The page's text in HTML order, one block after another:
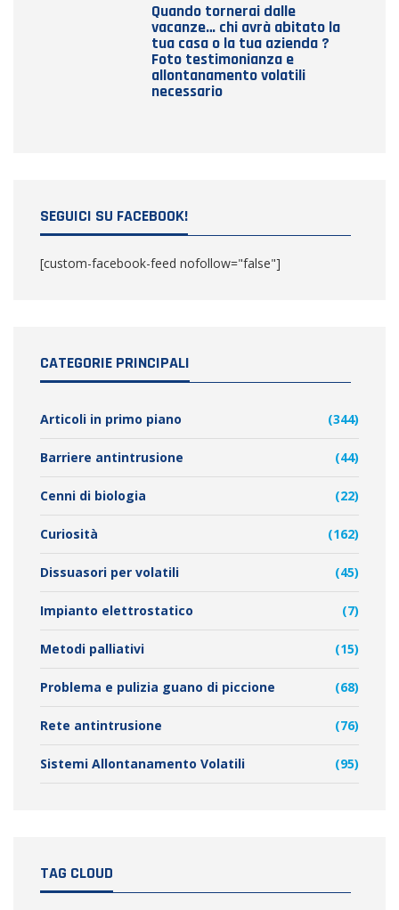
Quando tornerai dalle
vacanze… chi avrà abitato la
tua casa o la tua azienda ?
Foto testimonianza e
allontanamento volatili
necessario
SEGUICI SU FACEBOOK!
[custom-facebook-feed nofollow="false"]
CATEGORIE PRINCIPALI
Articoli in primo piano (344)
Barriere antintrusione (44)
Cenni di biologia (22)
Curiosità (162)
Dissuasori per volatili (45)
Impianto elettrostatico (7)
Metodi palliativi (15)
Problema e pulizia guano di piccione (68)
Rete antintrusione (76)
Sistemi Allontanamento Volatili (95)
TAG CLOUD